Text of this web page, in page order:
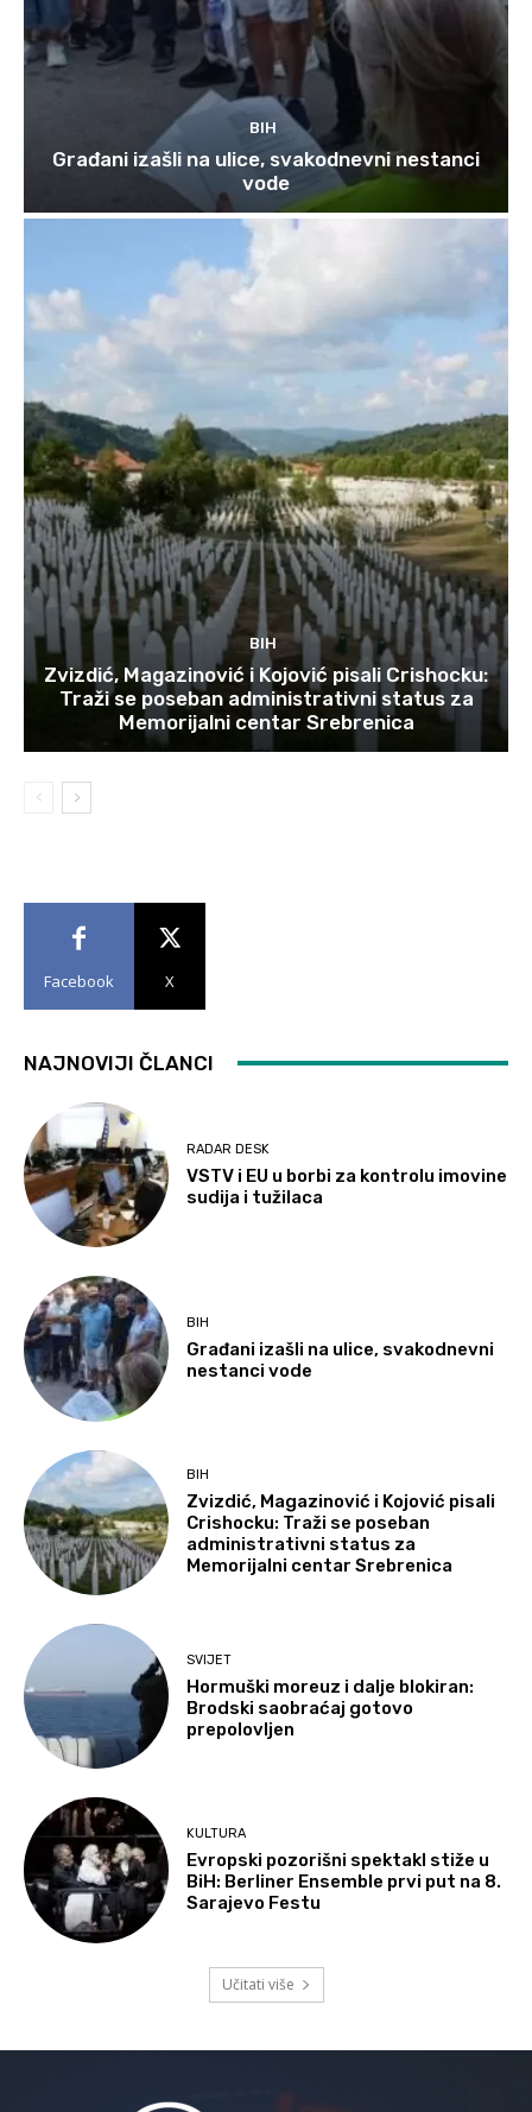
BIH
Građani izašli na ulice, svakodnevni nestanci
vode
BIH
Zvizdić, Magazinović i Kojović pisali Crishocku:
Traži se poseban administrativni status za
Memorijalni centar Srebrenica
Facebook X
NAJNOVIJI ČLANCI
RADAR DESK
VSTV i EU u borbi za kontrolu imovine
sudija i tužilaca
BIH
Građani izašli na ulice, svakodnevni
nestanci vode
BIH
Zvizdić, Magazinović i Kojović pisali
Crishocku: Traži se poseban
administrativni status za
Memorijalni centar Srebrenica
SVIJET
Hormuški moreuz i dalje blokiran:
Brodski saobraćaj gotovo
prepolovljen
KULTURA
Evropski pozorišni spektakl stiže u
BiH: Berliner Ensemble prvi put na 8.
Sarajevo Festu
Učitati više